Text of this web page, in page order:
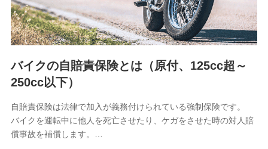
マニュライフ生命保険株式会社
（https://www.manulife.co.jp/）
三井住友海上あいおい生命保険株式会社
メットライフ生命株式会社
(https://www.metlife.co.jp/)
メディケア生命保険株式会社
（https://www.medicarelife.com/）
■少額短期保険
バイクの自賠責保険とは（原付、125cc超～
250cc以下）
自賠責保険は法律で加入が義務付けられている強制保険です。
バイクを運転中に他人を死亡させたり、ケガをさせた時の対人賠
償事故を補償します。…